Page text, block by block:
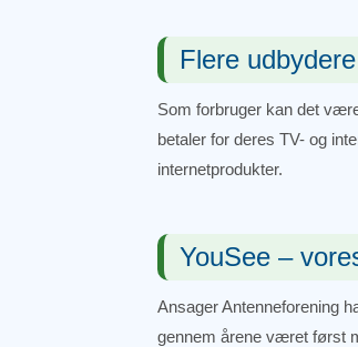
Flere
Som forbruger kan det
betaler for deres TV- og
internetprodukter.
YouSee –
Ansager Antenneforening
gennem årene været først